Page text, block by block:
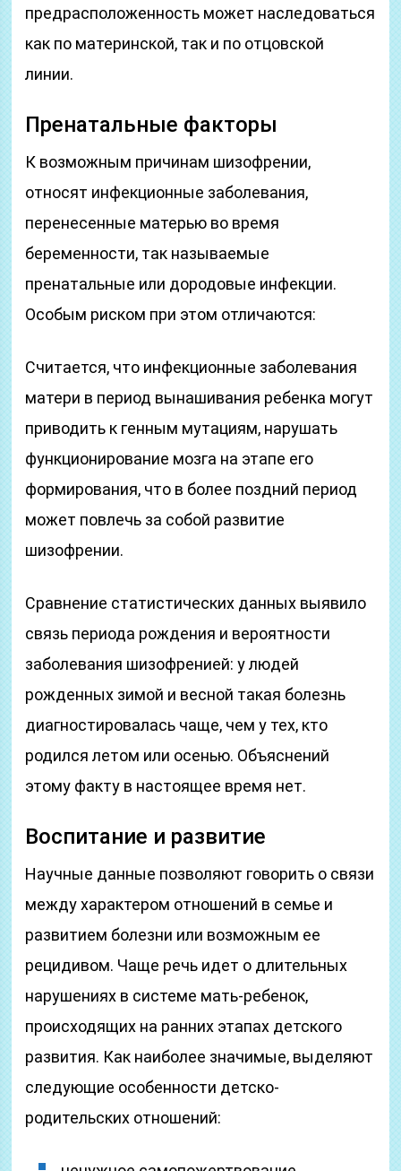
предрасположенность может наследоваться
как по материнской, так и по отцовской
линии.
Пренатальные факторы
К возможным причинам шизофрении,
относят инфекционные заболевания,
перенесенные матерью во время
беременности, так называемые
пренатальные или дородовые инфекции.
Особым риском при этом отличаются:
Считается, что инфекционные заболевания
матери в период вынашивания ребенка могут
приводить к генным мутациям, нарушать
функционирование мозга на этапе его
формирования, что в более поздний период
может повлечь за собой развитие
шизофрении.
Сравнение статистических данных выявило
связь периода рождения и вероятности
заболевания шизофренией: у людей
рожденных зимой и весной такая болезнь
диагностировалась чаще, чем у тех, кто
родился летом или осенью. Объяснений
этому факту в настоящее время нет.
Воспитание и развитие
Научные данные позволяют говорить о связи
между характером отношений в семье и
развитием болезни или возможным ее
рецидивом. Чаще речь идет о длительных
нарушениях в системе мать-ребенок,
происходящих на ранних этапах детского
развития. Как наиболее значимые, выделяют
следующие особенности детско-
родительских отношений: